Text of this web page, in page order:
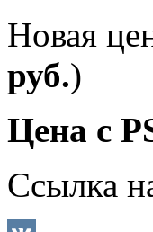
Новая
руб.)
Цена с
Ссылка